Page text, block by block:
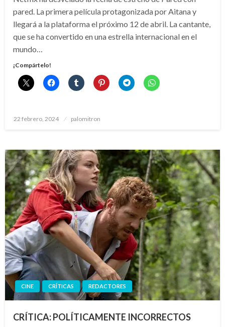
pared. La primera película protagonizada por Aitana y
llegará a la plataforma el próximo 12 de abril. La cantante,
que se ha convertido en una estrella internacional en el
mundo…
¡Compártelo!
Publicado
22 febrero, 2024 palomitron
CINE CRÍTICAS REDACTORES
CRÍTICA: POLÍTICAMENTE INCORRECTOS